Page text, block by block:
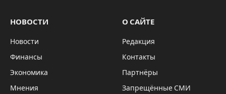
НОВОСТИ
Новости
Финансы
Экономика
Мнения
О САЙТЕ
Редакция
Контакты
Партнёры
Запрещённые СМИ